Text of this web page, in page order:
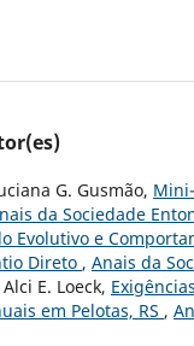
G. Gusmão,
da Sociedade
Evolutivo e
Direto , Anais da
E. Loeck,
em Pelotas, RS ,